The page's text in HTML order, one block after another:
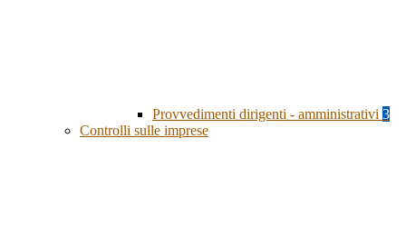
Provvedimenti dirigenti - amministrativi 3
Controlli sulle imprese